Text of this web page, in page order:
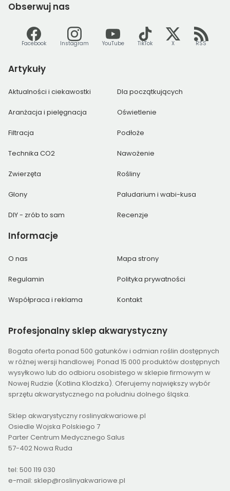
Obserwuj nas
Facebook Instagram YouTube TikTok X RSS
Artykuły
Aktualności i ciekawostki Dla początkujących
Aranżacja i pielęgnacja Oświetlenie
Filtracja Podłoże
Technika CO2 Nawożenie
Zwierzęta Rośliny
Glony Paludarium i wabi-kusa
DIY - zrób to sam Recenzje
Informacje
O nas Mapa strony
Regulamin Polityka prywatności
Współpraca i reklama Kontakt
Profesjonalny sklep akwarystyczny
Bogata oferta ponad 500 gatunków i odmian roślin dostępnych
w różnej wersji handlowej. Ponad 15 000 produktów dostępnych
wysyłkowo lub do odbioru osobistego w sklepie firmowym w
Nowej Rudzie (Kotlina Kłodzka). Oferujemy największy wybór
sprzętu akwarystycznego na południu dolnego śląska.
Sklep akwarystyczny roslinyakwariowe.pl
Osiedle Wojska Polskiego 7
Parter Centrum Medycznego Salus
57-402 Nowa Ruda
tel: 500 119 030
e-mail: sklep@roslinyakwariowe.pl